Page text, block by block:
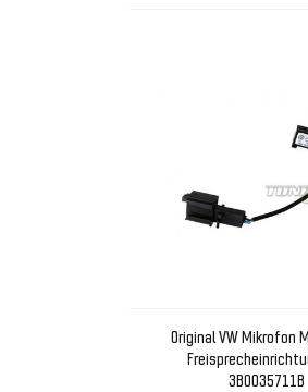
Original VW Mikrofon
3B0035711B